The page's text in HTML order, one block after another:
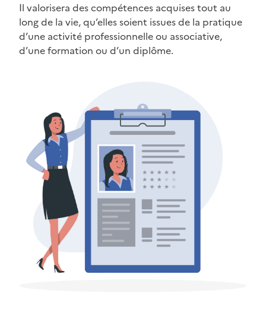
Il valorisera des compétences acquises tout au
long de la vie, qu’elles soient issues de la pratique
d’une activité professionnelle ou associative,
d’une formation ou d’un diplôme.